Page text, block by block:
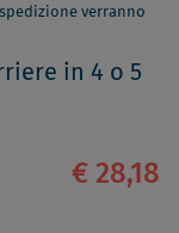
verranno
in 4 o 5
€ 28,18